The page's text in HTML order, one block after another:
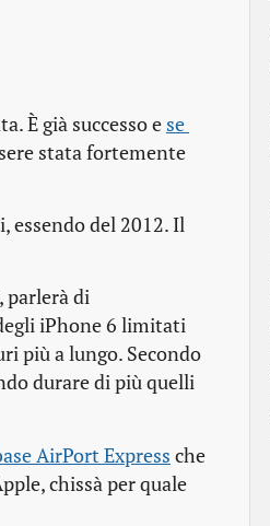
È già successo e se
stata fortemente
essendo del 2012. Il
parlerà di
iPhone 6 limitati
più a lungo. Secondo
durare di più quelli
AirPort Express che
chissà per quale